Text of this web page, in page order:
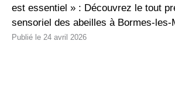
est essentiel » : Découvrez le tout
sensoriel des abeilles à Bormes-les-
24 avril 2026